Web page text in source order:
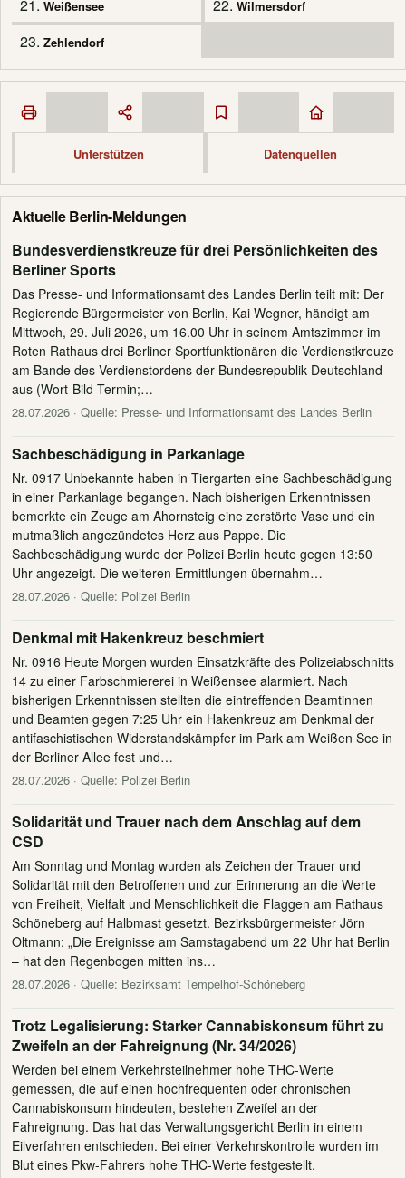
21. Weißensee 22. Wilmersdorf
23. Zehlendorf
Unterstützen Datenquellen
Aktuelle Berlin-Meldungen
Bundesverdienstkreuze für drei Persönlichkeiten des
Berliner Sports
Das Presse- und Informationsamt des Landes Berlin teilt mit: Der
Regierende Bürgermeister von Berlin, Kai Wegner, händigt am
Mittwoch, 29. Juli 2026, um 16.00 Uhr in seinem Amtszimmer im
Roten Rathaus drei Berliner Sportfunktionären die Verdienstkreuze
am Bande des Verdienstordens der Bundesrepublik Deutschland
aus (Wort-Bild-Termin;…
28.07.2026 · Quelle: Presse- und Informationsamt des Landes Berlin
Sachbeschädigung in Parkanlage
Nr. 0917 Unbekannte haben in Tiergarten eine Sachbeschädigung
in einer Parkanlage begangen. Nach bisherigen Erkenntnissen
bemerkte ein Zeuge am Ahornsteig eine zerstörte Vase und ein
mutmaßlich angezündetes Herz aus Pappe. Die
Sachbeschädigung wurde der Polizei Berlin heute gegen 13:50
Uhr angezeigt. Die weiteren Ermittlungen übernahm…
28.07.2026 · Quelle: Polizei Berlin
Denkmal mit Hakenkreuz beschmiert
Nr. 0916 Heute Morgen wurden Einsatzkräfte des Polizeiabschnitts
14 zu einer Farbschmiererei in Weißensee alarmiert. Nach
bisherigen Erkenntnissen stellten die eintreffenden Beamtinnen
und Beamten gegen 7:25 Uhr ein Hakenkreuz am Denkmal der
antifaschistischen Widerstandskämpfer im Park am Weißen See in
der Berliner Allee fest und…
28.07.2026 · Quelle: Polizei Berlin
Solidarität und Trauer nach dem Anschlag auf dem
CSD
Am Sonntag und Montag wurden als Zeichen der Trauer und
Solidarität mit den Betroffenen und zur Erinnerung an die Werte
von Freiheit, Vielfalt und Menschlichkeit die Flaggen am Rathaus
Schöneberg auf Halbmast gesetzt. Bezirksbürgermeister Jörn
Oltmann: „Die Ereignisse am Samstagabend um 22 Uhr hat Berlin
– hat den Regenbogen mitten ins…
28.07.2026 · Quelle: Bezirksamt Tempelhof-Schöneberg
Trotz Legalisierung: Starker Cannabiskonsum führt zu
Zweifeln an der Fahreignung (Nr. 34/2026)
Werden bei einem Verkehrsteilnehmer hohe THC-Werte
gemessen, die auf einen hochfrequenten oder chronischen
Cannabiskonsum hindeuten, bestehen Zweifel an der
Fahreignung. Das hat das Verwaltungsgericht Berlin in einem
Eilverfahren entschieden. Bei einer Verkehrskontrolle wurden im
Blut eines Pkw-Fahrers hohe THC-Werte festgestellt.